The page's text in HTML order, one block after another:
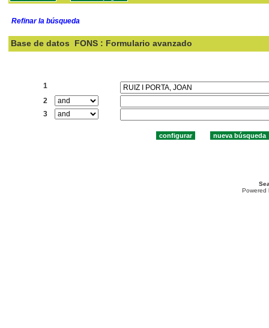
Refinar la búsqueda
Base de datos FONS : Formulario avanzado
1
2
3